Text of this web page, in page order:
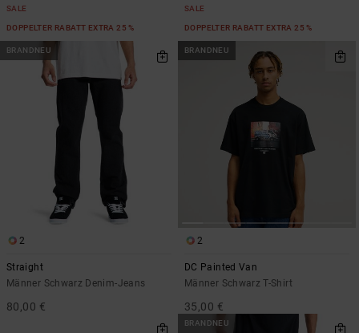
SALE
DOPPELTER RABATT EXTRA 25 %
SALE
DOPPELTER RABATT EXTRA 25 %
BRANDNEU
2
Straight
Männer Schwarz Denim-Jeans
80,00 €
BRANDNEU
2
DC Painted Van
Männer Schwarz T-Shirt
35,00 €
BRANDNEU